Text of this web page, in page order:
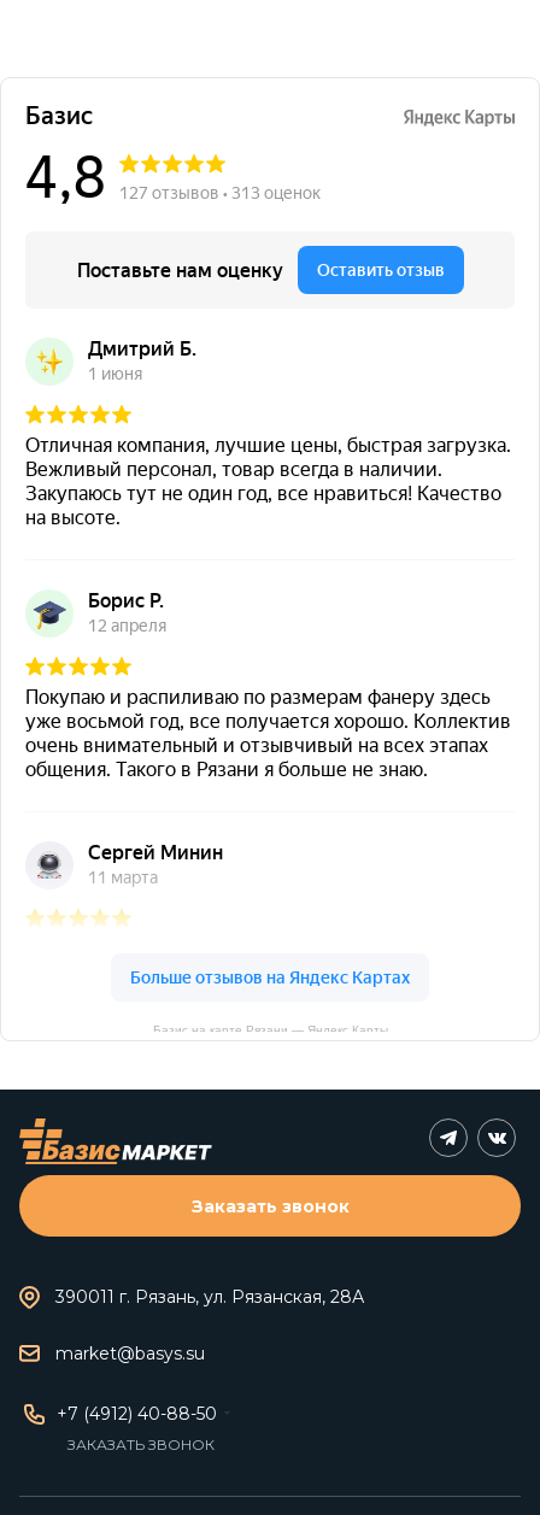
Базис на карте Рязани — Яндекс Карты
390011 г. Рязань, ул. Рязанская, 28А
market@basys.su
+7 (4912) 40-88-50
ЗАКАЗАТЬ ЗВОНОК
Заказать звонок